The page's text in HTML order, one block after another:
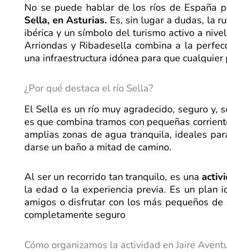
No se puede hablar de los ríos de España
Sella, en Asturias. Es, sin lugar a dudas, la
ibérica y un símbolo del turismo activo a
Arriondas y Ribadesella combina a la
una infraestructura idónea para que
¿Por qué destaca el río Sella?
El Sella es un río muy agradecido, seguro y,
es que combina tramos con pequeñas
amplias zonas de agua tranquila, ideales
darse un baño a mitad de camino.
Al ser un recorrido tan tranquilo, es una
la edad o la experiencia previa. Es un plan
amigos o disfrutar con los más pequeños
completamente seguro
Cómo organizamos la actividad en Jaire